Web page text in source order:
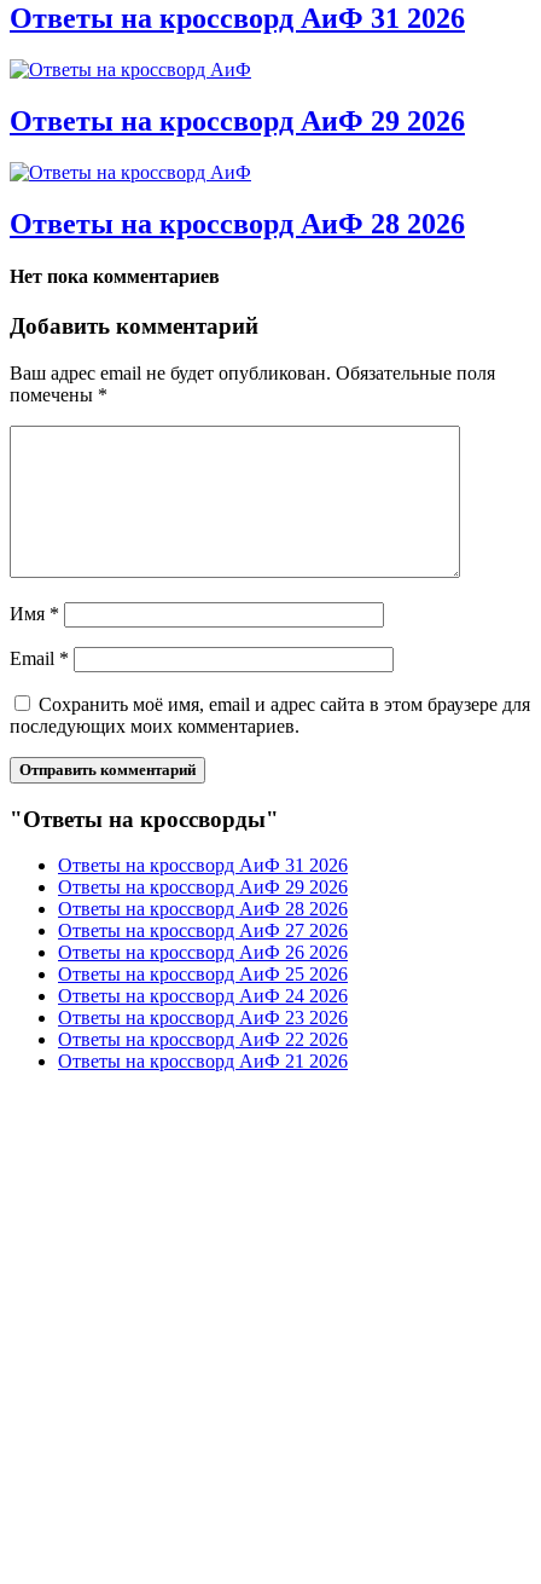
Ответы на кроссворд АиФ 31 2026
Ответы на кроссворд АиФ 29 2026
Ответы на кроссворд АиФ 28 2026
Нет пока комментариев
Добавить комментарий
Ваш адрес email не будет опубликован. Обязательные поля
помечены *
Имя *
Email *
Сохранить моё имя, email и адрес сайта в этом браузере для
последующих моих комментариев.
"Ответы на кроссворды"
Ответы на кроссворд АиФ 31 2026
Ответы на кроссворд АиФ 29 2026
Ответы на кроссворд АиФ 28 2026
Ответы на кроссворд АиФ 27 2026
Ответы на кроссворд АиФ 26 2026
Ответы на кроссворд АиФ 25 2026
Ответы на кроссворд АиФ 24 2026
Ответы на кроссворд АиФ 23 2026
Ответы на кроссворд АиФ 22 2026
Ответы на кроссворд АиФ 21 2026